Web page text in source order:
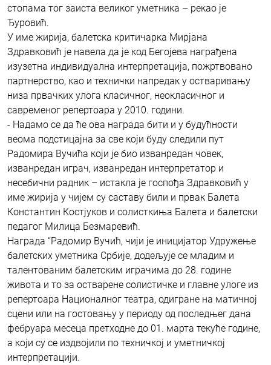
стопама тог заиста великог уметника – рекао је
Ђуровић.
У име жирија, балетска критичарка Мирјана
Здравковић је навела да је код Бегојева награђена
изузетна индивидуална интерпретација, пожртвовано
партнерство, као и технички напредак у остваривању
низа првачких улога класичног, неокласичног и
савременог репертоара у 2010. години.
- Надамо се да ће ова награда бити и у будућности
веома подстицајна за све који буду следили пут
Радомира Вучића који је био изванредан човек,
изванредан играч, изванредан интерпретатор и
несебични радник – истакла је госпођа Здравковић у
име жирија у чијем су саставу били и првак Балета
Константин Костјуков и солисткиња Балета и балетски
педагог Милица Безмаревић.
Награда “Радомир Вучић, чији је иницијатор Удружење
балетских уметника Србије, додељује се младим и
талентованим балетским играчима до 28. године
живота и то за остварене солистичке и главне улоге из
репертоара Националног театра, одигране на матичној
сцени или на гостовању у периоду од последњег дана
фебруара месеца претходне до 01. марта текуће године,
а који су се издвојили по техничкој и уметничкој
интерпретацији.